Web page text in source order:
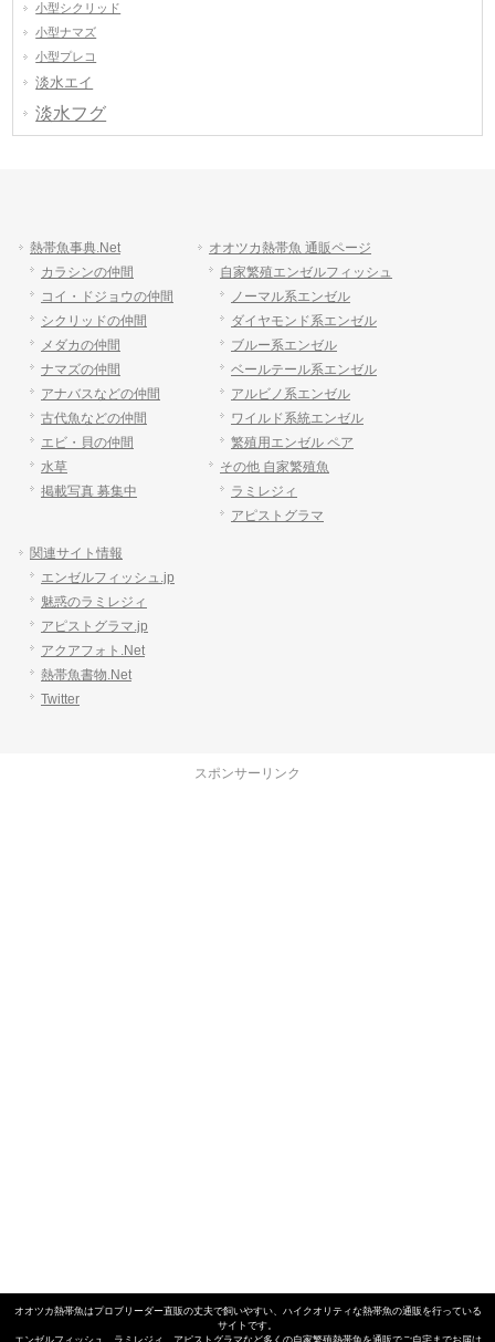
小型シクリッド
小型ナマズ
小型プレコ
淡水エイ
淡水フグ
熱帯魚事典.Net
カラシンの仲間
コイ・ドジョウの仲間
シクリッドの仲間
メダカの仲間
ナマズの仲間
アナバスなどの仲間
古代魚などの仲間
エビ・貝の仲間
水草
掲載写真 募集中
オオツカ熱帯魚 通販ページ
自家繁殖エンゼルフィッシュ
ノーマル系エンゼル
ダイヤモンド系エンゼル
ブルー系エンゼル
ベールテール系エンゼル
アルビノ系エンゼル
ワイルド系統エンゼル
繁殖用エンゼル ペア
その他 自家繁殖魚
ラミレジィ
アピストグラマ
関連サイト情報
エンゼルフィッシュ.jp
魅惑のラミレジィ
アピストグラマ.jp
アクアフォト.Net
熱帯魚書物.Net
Twitter
スポンサーリンク
オオツカ熱帯魚はプロブリーダー直販の丈夫で飼いやすい、 ハイクオリティな熱帯魚の通販 を行っている
サイトです。